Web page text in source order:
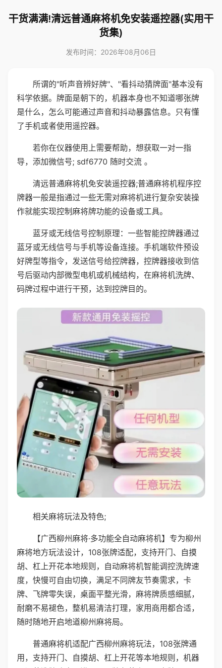
干货满满!清远普通麻将机免安装遥控器(实用干
货集)
发布时间：2026年08月06日
所谓的"听声音辨好牌"、"看抖动猜牌面"基本没有
科学依据。牌面是朝下的，机器本身也不知道哪张牌
是什么，怎么可能通过声音和抖动暴露信息。只有懂
了手机或者使用遥控器。
若你在仪器使用上需要帮助，想获取一对一指
导，添加微信号; sdf6770 随时交流 。
清远普通麻将机免安装遥控器;普通麻将机程序控
牌器一般是指通过一些无需对麻将机进行复杂安装操
作就能实现控制麻将牌功能的设备或工具。
蓝牙或无线信号控制原理：一些智能控牌器通过
蓝牙或无线信号与手机等设备连接。手机端软件预设
好牌型等指令，发送信号给控牌器，控牌器接收到信
号后驱动内部微型电机或机械结构，在麻将机洗牌、
码牌过程中进行干预，达到控牌目的。
相关麻将玩法及特色;
【广西柳州麻将·多功能全自动麻将机】专为柳州
麻将地方玩法设计，108张牌适配，支持开门、自摸
胡、杠上开花本地规则，自动麻将机智能调控洗牌速
度，快慢可自由切换，满足不同牌友节奏需求，卡
牌、飞牌零失误，桌面平整光滑，麻将牌质感细腻，
耐磨不易褪色，整机易清洁打理，家用商用都合适，
随时随地开启地道柳州麻将局。
普通麻将机适配广西柳州麻将玩法，108张牌通
用，支持开门、自摸胡、杠上开花等本地规则，机器